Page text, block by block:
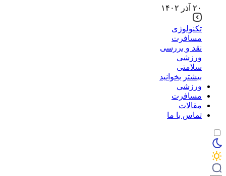
۲۰ آذر ۱۴۰۲
تکنولوژی
مسافرت
نقد و بررسی
ورزشی
سلامتی
بیشتر بخوانید
ورزشی
مسافرت
مقالات
تماس با ما